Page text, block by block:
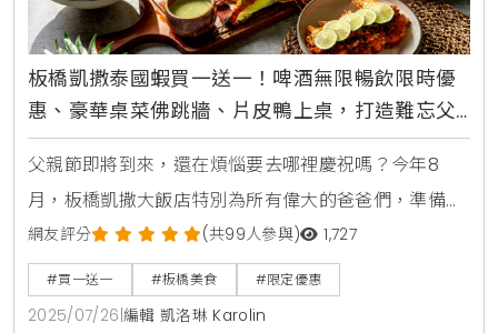
板橋凱撒泰國蝦買一送一！啤酒無限暢飲限時優
惠、豪華桌菜佛跳牆、片皮鴨上桌，打造難忘父
親節奢華饗宴
父親節即將到來，還在煩惱要去哪裡慶祝嗎？今年8
月，板橋凱撒大飯店特別為所有偉大的爸爸們，準備了
令人驚豔的餐飲優惠。無論您喜歡異國風味的活跳跳泰
國蝦料理，還是道地彭湃的中式桌菜，這裡都能滿足您
的味蕾。飯店巧妙結合了專業主廚的精湛手藝、優質食
網友評分 (共99人參與) 1,727
#買一送一 #板橋美食 #限定優惠
2025/07/26 編輯 凱洛琳 Karolin